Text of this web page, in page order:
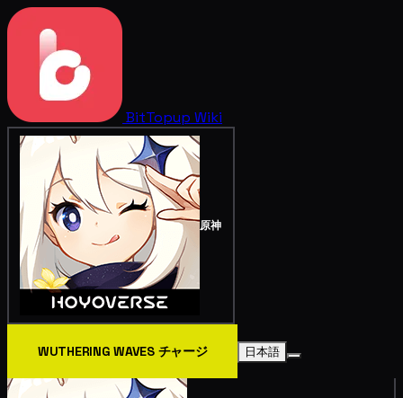
BitTopup Wiki
原神
WUTHERING WAVES チャージ 日本語